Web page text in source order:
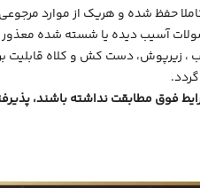
فوق مطابقت نداشته باشند،